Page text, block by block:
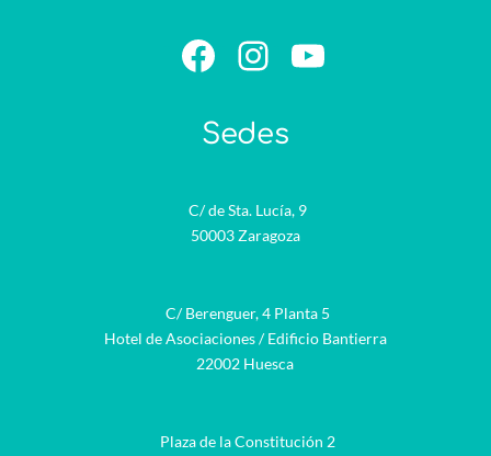
Facebook
Instagram
YouTube
Sedes
C/ de Sta. Lucía, 9
50003 Zaragoza
C/ Berenguer, 4 Planta 5
Hotel de Asociaciones / Edificio Bantierra
22002 Huesca
Plaza de la Constitución 2